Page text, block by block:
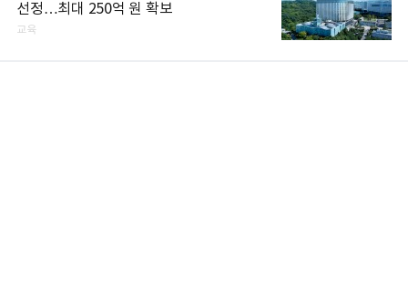
선정…최대 250억 원 확보
교육